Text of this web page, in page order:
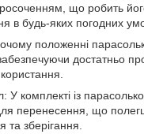
що робить
в будь-яких погодних
положенні
достатньо
У комплекті із
перенесення, що
та зберігання.